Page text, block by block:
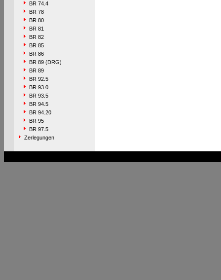
BR 74.4
BR 78
BR 80
BR 81
BR 82
BR 85
BR 86
BR 89 (DRG)
BR 89
BR 92.5
BR 93.0
BR 93.5
BR 94.5
BR 94.20
BR 95
BR 97.5
Zerlegungen